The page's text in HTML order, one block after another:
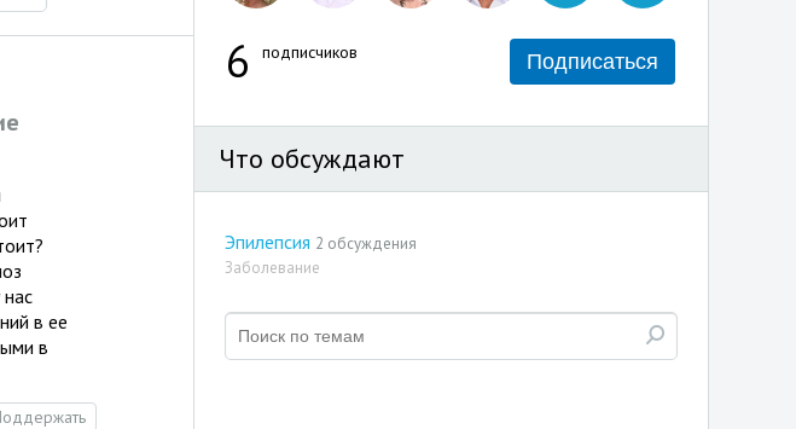
в ее
в
6 подписчиков Подписаться
Что обсуждают
Эпилепсия 2 обсуждения
Заболевание